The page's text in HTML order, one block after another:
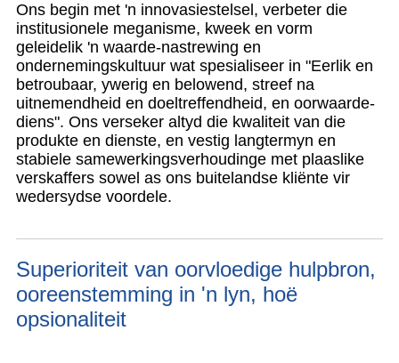
Ons begin met 'n innovasiestelsel, verbeter die
institusionele meganisme, kweek en vorm
geleidelik 'n waarde-nastrewing en
ondernemingskultuur wat spesialiseer in "Eerlik en
betroubaar, ywerig en belowend, streef na
uitnemendheid en doeltreffendheid, en oorwaarde-
diens". Ons verseker altyd die kwaliteit van die
produkte en dienste, en vestig langtermyn en
stabiele samewerkingsverhoudinge met plaaslike
verskaffers sowel as ons buitelandse kliënte vir
wedersydse voordele.
Superioriteit van oorvloedige hulpbron,
ooreenstemming in 'n lyn, hoë
opsionaliteit